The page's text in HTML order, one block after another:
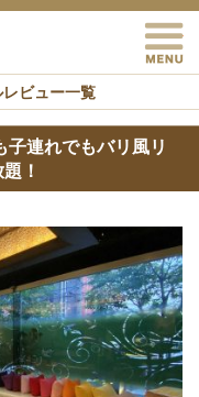
ビュー一覧
子連れでもバリ風リ
！